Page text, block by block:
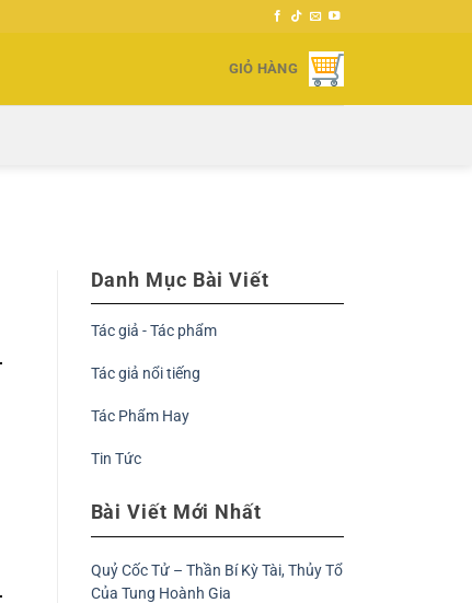
GIỎ HÀNG
Danh Mục Bài Viết
Tác giả - Tác phẩm
Tác giả nổi tiếng
Tác Phẩm Hay
Tin Tức
Bài Viết Mới Nhất
Quỷ Cốc Tử – Thần Bí Kỳ Tài, Thủy Tổ
Của Tung Hoành Gia